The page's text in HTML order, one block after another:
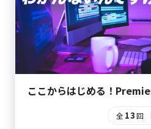
ここからはじめる！
全 13回